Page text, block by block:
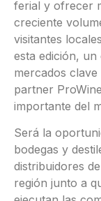
ferial y ofrecer
creciente
visitantes
esta edición,
mercados
partner
importante del
Será la
bodegas y
distribuidores
región junto a